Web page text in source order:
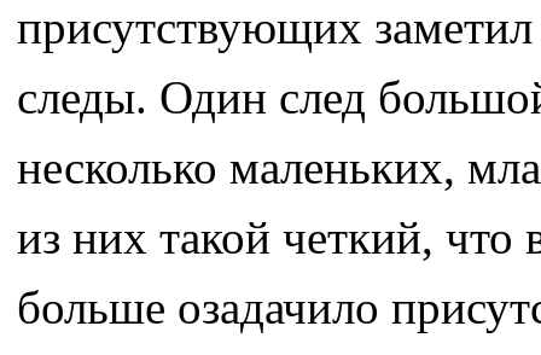
присутствующих
следы. Один след
несколько маленьких,
из них такой четкий,
больше озадачило